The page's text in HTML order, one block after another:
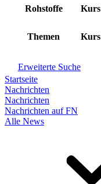
Rohstoffe Kurs
Themen Kurs
Erweiterte Suche
Startseite
Nachrichten
Nachrichten
Nachrichten auf FN
Alle News